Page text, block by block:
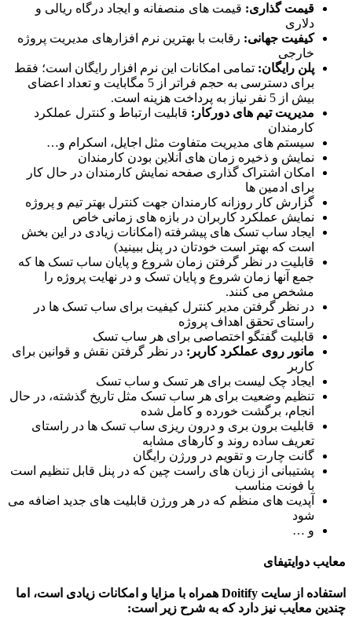
قیمت گذاری:قیمت های منصفانه و ایجاد درگاه ریالی و
دلاری
کیفیت جهانی:رقابت با بهترین نرم افزارهای مدیریت پروژه
خارجی
پلن رایگان :تمامی امکانات این نرم افزار رایگان است؛ فقط
برای دسترسی به حجم فراتر از 5 مگابایت و تعداد اعضای
بیش از 5 نفر نیاز به پرداخت هزینه است.
مدیریت تیم های دورکار:قابلیت ارتباط و کنترل عملکرد
کارمندان
سیستم های مدیریت متفاوت مثل اجایل، اسکرام و…
نمایش و ذخیره زمان های آنلاین بودن کارمندان
امکان اشتراک گذاری صفحه نمایش کارمندان در حال کار
برای ادمین ها
گزارش کار روزانه کارمندان جهت کنترل بهتر تیم و پروژه
نمایش عملکرد کاربران در بازه های زمانی خاص
ایجاد ساب تسک های پیشرفته (امکانات زیادی در این بخش
است که بهتر است خودتان در پنل ببینید)
قابلیت در نظر گرفتن زمان شروع و پایان ساب تسک ها که
جمع آنها زمان شروع و پایان تسک و در نهایت پروژه را
مشخص می کنند.
در نظر گرفتن مدیر کنترل کیفیت برای ساب تسک ها در
راستای تحقق اهداف پروژه
قابلیت گفتگو اختصاصی برای هر ساب تسک
مانور روی عملکرد کاربر:در نظر گرفتن نقش و قوانین برای
کاربر
ایجاد چک لیست برای هر تسک و ساب تسک
تنظیم وضعیت برای هر ساب تسک مثل تاریخ گذشته، در حال
انجام، برگشت خورده و کامل شده
قابلیت برون بری و درون ریزی ساب تسک ها در راستای
تعریف ساده روند و کارهای مشابه
گانت چارت و تقویم در ورژن رایگان
پشتیبانی از زبان های راست چین که در پنل قابل تنظیم است
با فونت مناسب
آپدیت های منظم که در هر ورژن قابلیت های جدید اضافه می
و …
دوایتیفای
استفاده از سایت Doitify همراه با مزایا و امکانات زیادی است، اما
معایب نیز دارد که به شرح زیر است: